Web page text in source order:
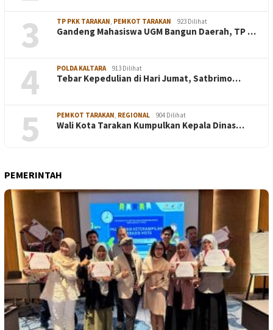
3
TP PKK TARAKAN PEMKOT TARAKAN 923 Dilihat
Gandeng Mahasiswa UGM Bangun Daerah, TP …
4 POLDA KALTARA 913 Dilihat
Tebar Kepedulian di Hari Jumat, Satbrimo…
5 PEMKOT TARAKAN REGIONAL 904 Dilihat
Wali Kota Tarakan Kumpulkan Kepala Dinas…
PEMERINTAH